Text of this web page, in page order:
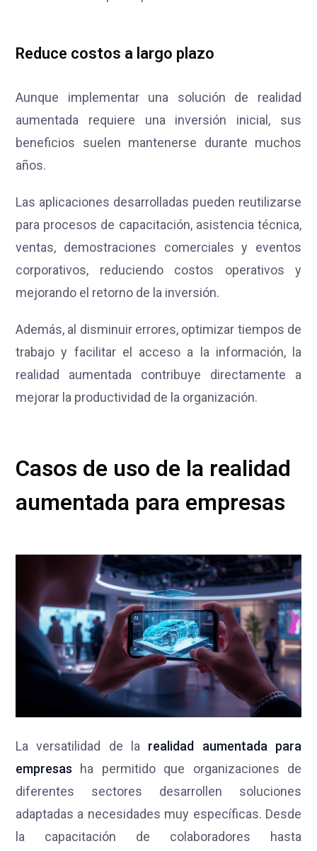
Reduce costos a largo plazo
Aunque implementar una solución de realidad
aumentada requiere una inversión inicial, sus
beneficios suelen mantenerse durante muchos
años.
Las aplicaciones desarrolladas pueden reutilizarse
para procesos de capacitación, asistencia técnica,
ventas, demostraciones comerciales y eventos
corporativos, reduciendo costos operativos y
mejorando el retorno de la inversión.
Además, al disminuir errores, optimizar tiempos de
trabajo y facilitar el acceso a la información, la
realidad aumentada contribuye directamente a
mejorar la productividad de la organización.
Casos de uso de la realidad
aumentada para empresas
La versatilidad de la realidad aumentada para
empresas ha permitido que organizaciones de
diferentes sectores desarrollen soluciones
adaptadas a necesidades muy específicas. Desde
la capacitación de colaboradores hasta